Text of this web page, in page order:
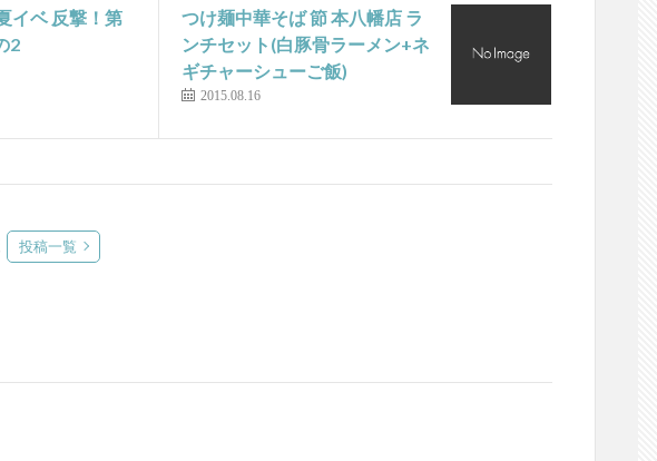
イベ 反撃！第
2
つけ麺中華そば 節 本八幡店 ラ
ンチセット(白豚骨ラーメン+ネ
ギチャーシューご飯)
2015.08.16
投稿一覧